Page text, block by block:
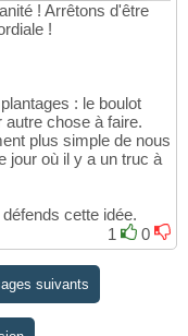
! Arrêtons d'être
!
: le boulot
chose à faire.
plus simple de nous
jour où il y a un truc à
cette idée.
1
0
suivants